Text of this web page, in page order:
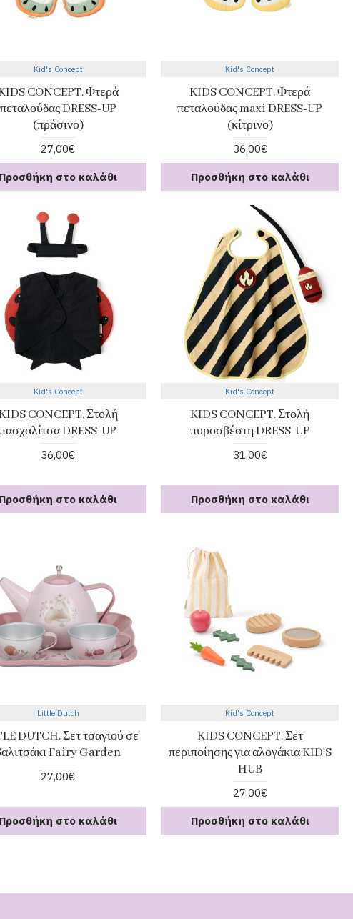
Kid's Concept
CONCEPT. Φτερά
πεταλούδας DRESS-UP
(πράσινο)
27,00€
Προσθήκη στο καλάθι
Kid's Concept
KIDS CONCEPT. Φτερά
πεταλούδας maxi DRESS-UP
(κίτρινο)
36,00€
Προσθήκη στο καλάθι
Kid's Concept
CONCEPT. Στολή
πασχαλίτσα DRESS-UP
36,00€
Προσθήκη στο καλάθι
Kid's Concept
KIDS CONCEPT. Στολή
πυροσβέστη DRESS-UP
31,00€
Προσθήκη στο καλάθι
Little Dutch
DUTCH. Σετ τσαγιού σε
Fairy Garden
27,00€
Προσθήκη στο καλάθι
Kid's Concept
KIDS CONCEPT. Σετ
περιποίησης για αλογάκια KID'S
HUB
27,00€
Προσθήκη στο καλάθι